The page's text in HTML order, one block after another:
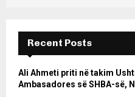
Recent Posts
Ali Ahmeti priti në takim
Ambasadores së SHBA-së,